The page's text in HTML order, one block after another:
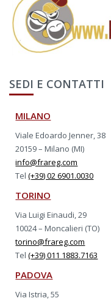
SEDI E CONTATTI
MILANO
Viale Edoardo Jenner, 38
20159 – Milano (MI)
info@frareg.com
Tel(+39) 02 6901.0030
TORINO
Via Luigi Einaudi, 29
10024 – Moncalieri (TO)
torino@frareg.com
Tel(+39) 011 1883.7163
PADOVA
Via Istria, 55